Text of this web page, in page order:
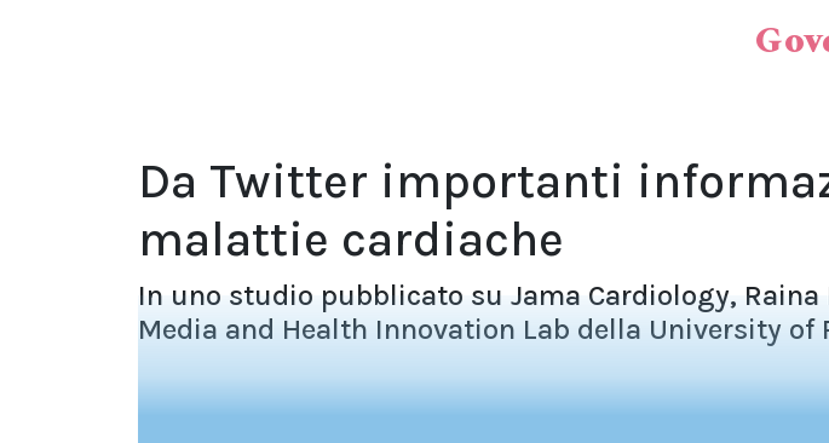
Da Twitter importanti
malattie cardiache
In uno studio pubblicato su Jama Cardiology, Raina
Media and Health Innovation Lab della University of